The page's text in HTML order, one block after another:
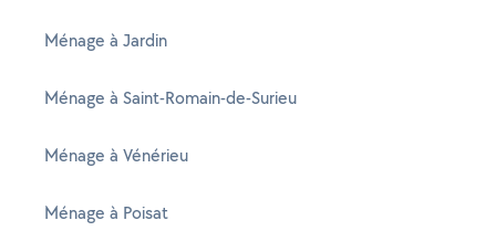
Ménage à Jardin
Ménage à Saint-Romain-de-Surieu
Ménage à Vénérieu
Ménage à Poisat